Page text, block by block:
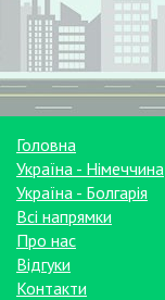
Головна
Україна - Німеччина
Україна - Болгарія
Всі напрямки
Про нас
Відгуки
Контакти